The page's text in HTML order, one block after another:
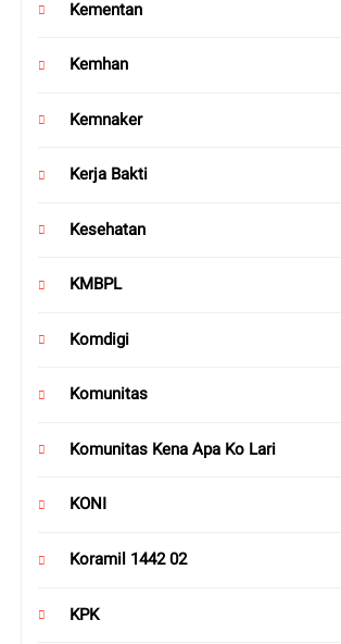
Kementan
Kemhan
Kemnaker
Kerja Bakti
Kesehatan
KMBPL
Komdigi
Komunitas
Komunitas Kena Apa Ko Lari
KONI
Koramil 1442 02
KPK